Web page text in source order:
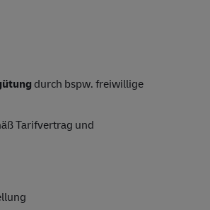
durch bspw. freiwillige
Tarifvertrag und